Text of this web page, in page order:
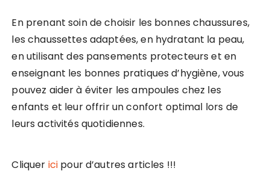
En prenant soin de choisir les bonnes chaussures,
les chaussettes adaptées, en hydratant la peau,
en utilisant des pansements protecteurs et en
enseignant les bonnes pratiques d’hygiène, vous
pouvez aider à éviter les ampoules chez les
enfants et leur offrir un confort optimal lors de
leurs activités quotidiennes.
Cliquer ici pour d’autres articles !!!